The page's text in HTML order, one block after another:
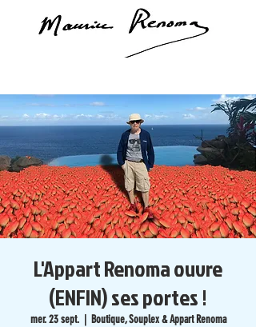
L'Appart Renoma ouvre
(ENFIN) ses portes !
mer. 23 sept.
  |
Boutique, Souplex & Appart Renoma